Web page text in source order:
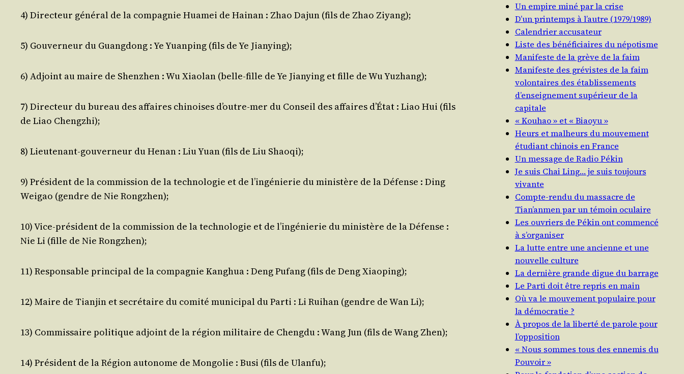
4) Direc­teur géné­ral de la com­pa­gnie Hua­mei de Hai­nan : Zhao Dajun (fils de Zhao Ziyang);
5) Gou­ver­neur du Guang­dong : Ye Yuan­ping (fils de Ye Jianying);
6) Adjoint au maire de Shenz­hen : Wu Xiao­lan (belle-fille de Ye Jia­nying et fille de Wu Yuzhang);
7) Direc­teur du bureau des affaires chi­noises d’outre-mer du Conseil des affaires d’É­tat : Liao Hui (fils
de Liao Chengzhi);
8) Lieu­te­nant-gou­ver­neur du Henan : Liu Yuan (fils de Liu Shaoqi);
9) Pré­sident de la com­mis­sion de la tech­no­lo­gie et de l’in­gé­nie­rie du minis­tère de la Défense : Ding
Wei­gao (gendre de Nie Rongzhen);
10) Vice-pré­sident de la com­mis­sion de la tech­no­lo­gie et de l’in­gé­nie­rie du minis­tère de la Défense :
Nie Li (fille de Nie Rongzhen);
11) Res­pon­sable prin­ci­pal de la com­pa­gnie Kang­hua : Deng Pufang (fils de Deng Xiaoping);
12) Maire de Tian­jin et secré­taire du comi­té muni­ci­pal du Par­ti : Li Rui­han (gendre de Wan Li);
13) Com­mis­saire poli­tique adjoint de la région mili­taire de Cheng­du : Wang Jun (fils de Wang Zhen);
14) Pré­sident de la Région auto­nome de Mon­go­lie : Busi (fils de Ulanfu);
Un empire miné par la crise
D’un printemps à l’autre (1979/​1989)
Calendrier accusateur
Liste des bénéficiaires du népotisme
Manifeste de la grève de la faim
Manifeste des grévistes de la faim
volontaires des établissements
d’enseignement supérieur de la
capitale
« Kouhao » et « Biaoyu »
Heurs et malheurs du mouvement
étudiant chinois en France
Un message de Radio Pékin
Je suis Chai Ling… je suis toujours
vivante
Compte-rendu du massacre de
Tian’anmen par un témoin oculaire
Les ouvriers de Pékin ont commencé
à s’organiser
La lutte entre une ancienne et une
nouvelle culture
La dernière grande digue du barrage
Le Parti doit être repris en main
Où va le mouvement populaire pour
la démocratie ?
À propos de la liberté de parole pour
l’opposition
« Nous sommes tous des ennemis du
Pouvoir »